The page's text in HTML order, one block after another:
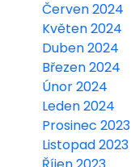
Červen 2024
Květen 2024
Duben 2024
Březen 2024
Únor 2024
Leden 2024
Prosinec 2023
Listopad 2023